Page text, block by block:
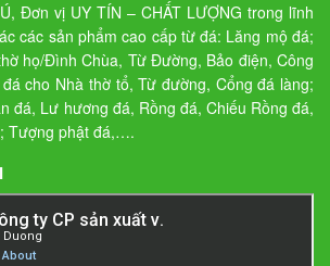
Đơn vị UY TÍN – CHẤT LƯỢNG trong lĩnh
các sản phẩm cao cấp từ đá: Lăng mộ đá;
họ/Đình Chùa, Từ Đường, Bảo điện, Công
cho Nhà thờ tổ, Từ đường, Cổng đá làng;
đá, Lư hương đá, Rồng đá, Chiếu Rồng đá,
Tượng phật đá,….